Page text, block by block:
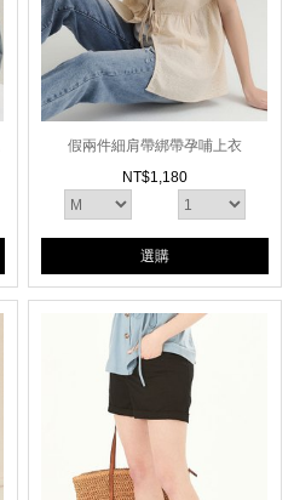
假兩件細肩帶綁帶孕哺上衣
NT$1,180
選購